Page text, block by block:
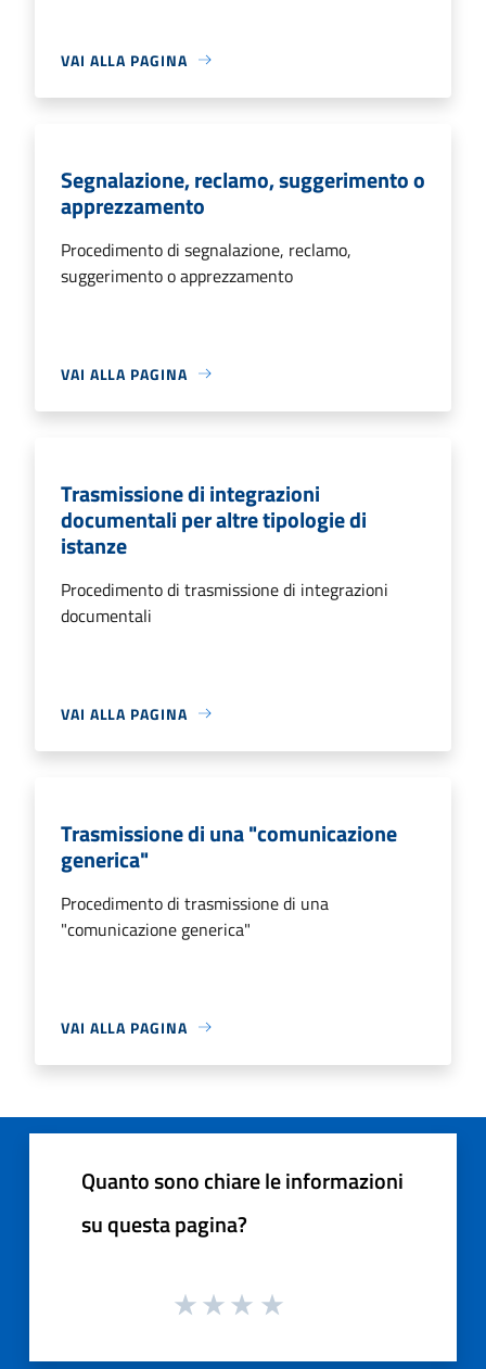
VAI ALLA PAGINA
Segnalazione, reclamo, suggerimento o
apprezzamento
Procedimento di segnalazione, reclamo,
suggerimento o apprezzamento
VAI ALLA PAGINA
Trasmissione di integrazioni
documentali per altre tipologie di
istanze
Procedimento di trasmissione di integrazioni
documentali
VAI ALLA PAGINA
Trasmissione di una "comunicazione
generica"
Procedimento di trasmissione di una
"comunicazione generica"
VAI ALLA PAGINA
Quanto sono chiare le informazioni
su questa pagina?